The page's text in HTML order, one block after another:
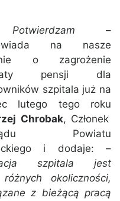
Potwierdzam –
na nasze
o zagrożenie
pensji dla
szpitala już na
lutego tego roku
Chrobak, Członek
Powiatu
i dodaje: –
szpitala jest
okoliczności,
z bieżącą pracą